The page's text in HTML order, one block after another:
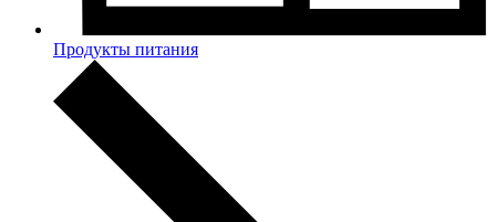
Продукты питания